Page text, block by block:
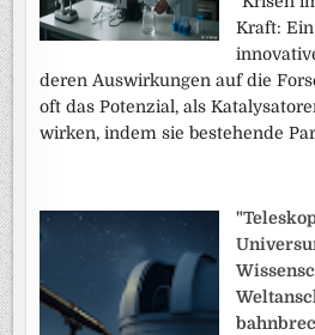
Kraft:
deren Auswirkungen auf die
oft das Potenzial, als
wirken, indem sie bestehende